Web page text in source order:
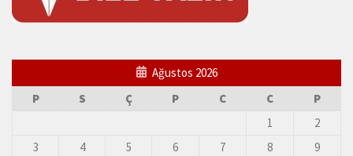
Ağustos 2026
P
S Ç P C C
P
1
2
3
4 5 6 7 8
9